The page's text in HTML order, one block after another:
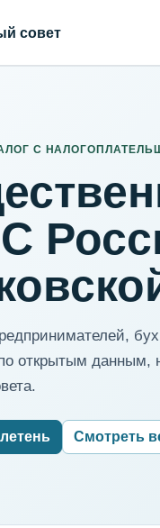
совет
С
открытым данным,
Смотреть